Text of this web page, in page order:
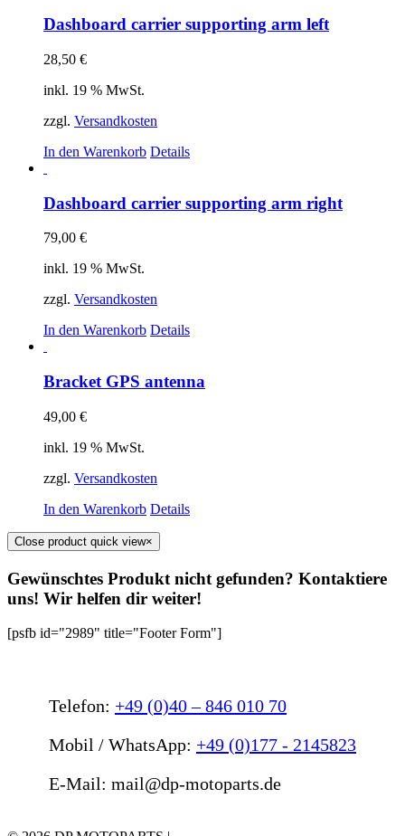
Dashboard carrier supporting arm left
28,50 €
inkl. 19 % MwSt.
zzgl. Versandkosten
In den Warenkorb Details
Dashboard carrier supporting arm right
79,00 €
inkl. 19 % MwSt.
zzgl. Versandkosten
In den Warenkorb Details
Bracket GPS antenna
49,00 €
inkl. 19 % MwSt.
zzgl. Versandkosten
In den Warenkorb Details
Close product quick view×
Gewünschtes Produkt nicht gefunden? Kontaktiere
uns! Wir helfen dir weiter!
[psfb id="2989" title="Footer Form"]
Telefon: +49 (0)40 – 846 010 70
Mobil / WhatsApp: +49 (0)177 - 2145823
E-Mail: mail@dp-motoparts.de